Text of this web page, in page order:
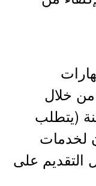
خلال
(يتطلب
لخدمات
التقديم على